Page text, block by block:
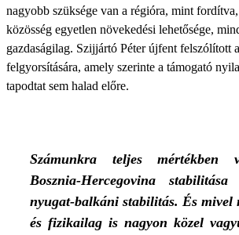
nagyobb szüksége van a régióra, mint
közösség egyetlen növekedési lehetősége,
gazdaságilag. Szijjártó Péter újfent felszólított
felgyorsítására, amely szerinte a támogató
tapodtat sem halad előre.
Számunkra teljes mértékben
Bosznia-Hercegovina
nyugat-balkáni stabilitás. És
és fizikailag is nagyon közel